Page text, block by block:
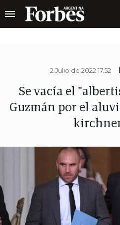
2 Julio de 2022 17.52
Se vacía el
Guzmán por el